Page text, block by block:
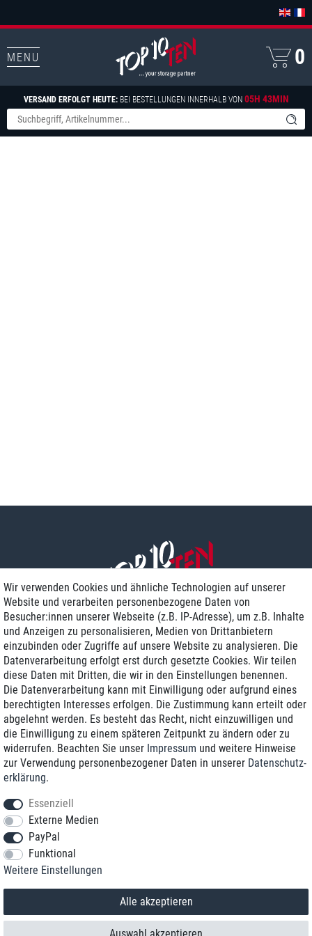
MENU
VERSAND ERFOLGT HEUTE:BEI BESTELLUNGEN INNERHALB VON 05H 43MIN
0
Zustellung am nächsten Werktag
Günstiger Versand
Generalüberholt mit Garantie
+49 8989 96160*
*Sie erreichen uns zum Ortstarif von Montag bis Freitag von 9 Uhr - 18 Uhr.
© 2018 TOP TEN Computervertrieb GmbH
Wir verwenden Cookies und ähnliche Technologien auf unserer
Website und verarbeiten personenbezogene Daten von
Besucher:innen unserer Webseite (z.B. IP-Adresse), um z.B. Inhalte
und Anzeigen zu personalisieren, Medien von Drittanbietern
einzubinden oder Zugriffe auf unsere Website zu analysieren. Die
Datenverarbeitung erfolgt erst durch gesetzte Cookies. Wir teilen
diese Daten mit Dritten, die wir in den Einstellungen benennen.
Die Datenverarbeitung kann mit Einwilligung oder aufgrund eines
berechtigten Interesses erfolgen. Die Zustimmung kann erteilt oder
abgelehnt werden. Es besteht das Recht, nicht einzuwilligen und
die Einwilligung zu einem späteren Zeitpunkt zu ändern oder zu
widerrufen. Beachten Sie unser Impressum und weitere Hinweise
zur Verwendung personenbezogener Daten in unserer Daten­schutz­
erklärung.
Essenziell
Externe Medien
PayPal
Funktional
Weitere Einstellungen
Alle akzeptieren